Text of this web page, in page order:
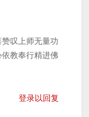
叹上师无量功
教奉行精进佛
登录以回复